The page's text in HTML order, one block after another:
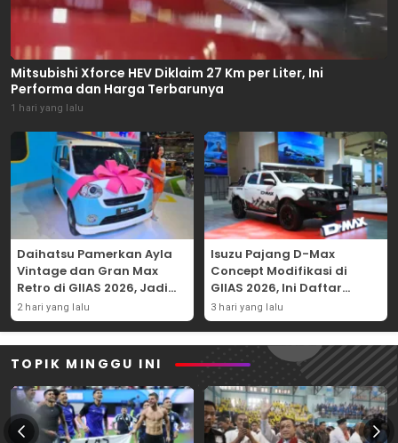
Mitsubishi Xforce HEV Diklaim 27 Km per Liter, Ini
Performa dan Harga Terbarunya
1 hari yang lalu
Daihatsu Pamerkan Ayla
Vintage dan Gran Max
Retro di GIIAS 2026, Jadi
Hadiah Undian
2 hari yang lalu
Isuzu Pajang D-Max
Concept Modifikasi di
GIIAS 2026, Ini Daftar
Ubahannya
3 hari yang lalu
TOPIK MINGGU INI